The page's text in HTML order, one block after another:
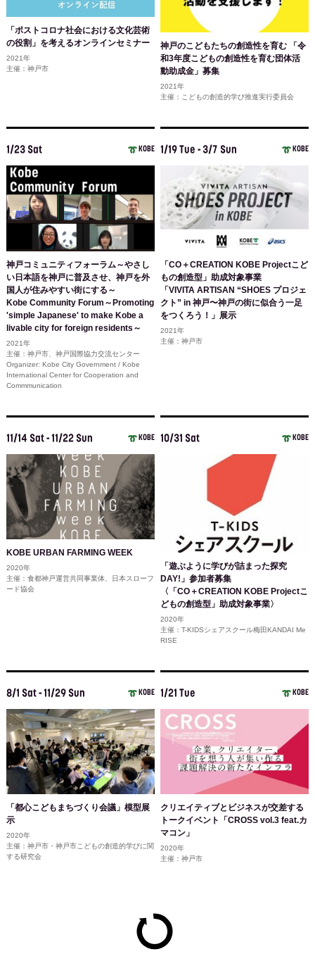
「ポストコロナ社会における文化芸術
の役割」を考えるオンラインセミナー
2021年
主催：神戸市
神戸のこどもたちの創造性を育む 「令
和3年度こどもの創造性を育む団体活
動助成金」募集
2021年
主催：こどもの創造的学び推進実行委員会
1/23 Sat KOBE
神戸コミュニティフォーラム～やさし
い日本語を神戸に普及させ、神戸を外
国人が住みやすい街にする～
Kobe Community Forum～Promoting
'simple Japanese' to make Kobe a
livable city for foreign residents～
2021年
主催：神戸市、神戸国際協力交流センター
Organizer: Kobe City Government / Kobe
International Center for Cooperation and
Commmunication
1/19 Tue - 3/7 Sun KOBE
「CO＋CREATION KOBE Projectこど
もの創造型」助成対象事業
「VIVITA ARTISAN “SHOES プロジェ
クト” in 神戸〜神戸の街に似合う一足
をつくろう！」展示
2021年
主催：神戸市
11/14 Sat - 11/22 Sun KOBE
KOBE URBAN FARMING WEEK
2020年
主催：食都神戸運営共同事業体、日本スローフ
ード協会
10/31 Sat KOBE
「遊ぶように学びが詰まった探究
DAY!」参加者募集
〈「CO＋CREATION KOBE Projectこ
どもの創造型」助成対象事業〉
2020年
主催：T-KIDSシェアスクール梅田KANDAI Me
RISE
8/1 Sat - 11/29 Sun KOBE
「都心こどもまちづくり会議」模型展
示
2020年
主催：神戸市・神戸市こどもの創造的学びに関
する研究会
1/21 Tue KOBE
クリエイティブとビジネスが交差する
トークイベント「CROSS vol.3 feat.カ
マコン」
2020年
主催：神戸市